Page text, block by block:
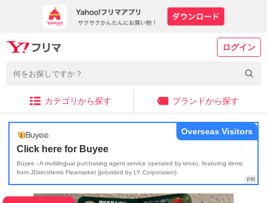
ログイン
カテゴリから探す ブランドから探す
Click here for Buyee
Buyee - A multilingual purchasing agent service operated by tenso, featuring items
from JDirectItems Fleamarket (provided by LY Corporation)
Overseas Visitors